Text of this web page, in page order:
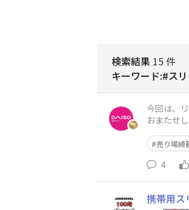
検索結果 15 件
キーワード:#ス
今回は、
おまたせ
売り場綺
4
携帯用ス